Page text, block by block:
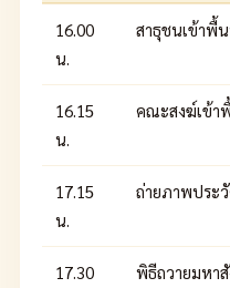
16.00
น.
สาธุชนเข้าพื้
16.15
น.
คณะสงฆ์เข้า
17.15
น.
ถ่ายภาพประ
17.30
พิธีถวายมหา